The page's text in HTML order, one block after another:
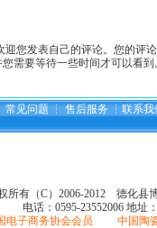
您发表自己的评论。您的评
需要等待一些时间才可以看
常见问题 ┆ 售后服务 ┆ 联系我
所有（C）2006-2012 德化县
电话：0595-23552006 地址
电子商务协会会员 中国陶